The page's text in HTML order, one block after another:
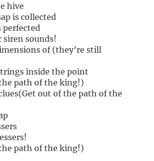
hive
is collected
perfected
siren sounds!
of (they’re still
inside the point
path of the king!)
out of the path of the
path of the king!)